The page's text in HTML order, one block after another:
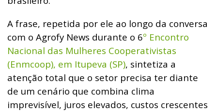
A frase, repetida por ele ao longo da conversa
com o Agrofy News durante o 6º Encontro
Nacional das Mulheres Cooperativistas
(Enmcoop), em Itupeva (SP), sintetiza a
atenção total que o setor precisa ter diante
de um cenário que combina clima
imprevisível, juros elevados, custos crescentes